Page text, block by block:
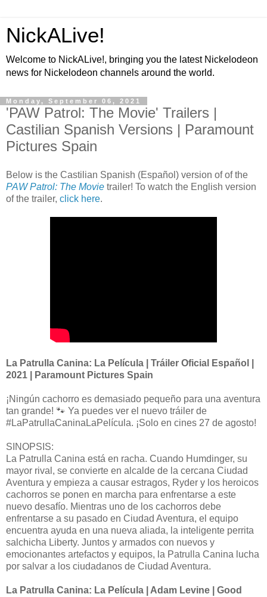
NickALive!
Welcome to NickALive!, bringing you the latest Nickelodeon
news for Nickelodeon channels around the world.
Monday, September 06, 2021
'PAW Patrol: The Movie' Trailers |
Castilian Spanish Versions | Paramount
Pictures Spain
Below is the Castilian Spanish (Español) version of of the
PAW Patrol: The Movie trailer! To watch the English version
of the trailer, click here.
La Patrulla Canina: La Película | Tráiler Oficial Español |
2021 | Paramount Pictures Spain
¡Ningún cachorro es demasiado pequeño para una aventura
tan grande! 🐾 Ya puedes ver el nuevo tráiler de
#LaPatrullaCaninaLaPelícula. ¡Solo en cines 27 de agosto!
SINOPSIS:
La Patrulla Canina está en racha. Cuando Humdinger, su
mayor rival, se convierte en alcalde de la cercana Ciudad
Aventura y empieza a causar estragos, Ryder y los heroicos
cachorros se ponen en marcha para enfrentarse a este
nuevo desafío. Mientras uno de los cachorros debe
enfrentarse a su pasado en Ciudad Aventura, el equipo
encuentra ayuda en una nueva aliada, la inteligente perrita
salchicha Liberty. Juntos y armados con nuevos y
emocionantes artefactos y equipos, la Patrulla Canina lucha
por salvar a los ciudadanos de Ciudad Aventura.
La Patrulla Canina: La Película | Adam Levine | Good